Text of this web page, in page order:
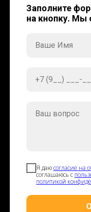
Заполните
на кнопку. Мы
Ваше Имя
+7 (9__) ___-
Ваш вопрос
Я даюсогласие на
соглашаюсь с
политикой